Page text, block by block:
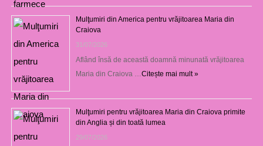
Mulţumiri din America pentru vrăjitoarea Maria din
Craiova
31/07/2026
Aflând însă de această doamnă minunată vrăjitoarea
Maria din Craiova …Citește mai mult »
Mulţumiri pentru vrăjitoarea Maria din Craiova primite
din Anglia și din toată lumea
29/07/2026